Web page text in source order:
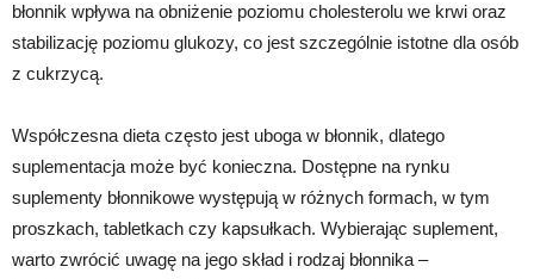
błonnik wpływa na obniżenie poziomu cholesterolu we krwi oraz
stabilizację poziomu glukozy, co jest szczególnie istotne dla osób
z cukrzycą.
Współczesna dieta często jest uboga w błonnik, dlatego
suplementacja może być konieczna. Dostępne na rynku
suplementy błonnikowe występują w różnych formach, w tym
proszkach, tabletkach czy kapsułkach. Wybierając suplement,
warto zwrócić uwagę na jego skład i rodzaj błonnika –